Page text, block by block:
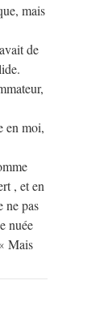
mais
de
en moi,
, et en
ne pas
nuée
Mais